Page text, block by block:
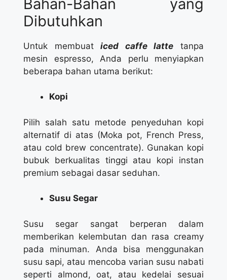
Bahan-Bahan yang
Dibutuhkan
Untuk membuaticed caffe latte tanpa
mesin espresso, Anda perlu menyiapkan
beberapa bahan utama berikut:
Kopi
Pilih salah satu metode penyeduhan kopi
alternatif di atas (Moka pot, French Press,
atau cold brew concentrate). Gunakan kopi
bubuk berkualitas tinggi atau kopi instan
premium sebagai dasar seduhan.
Susu Segar
Susu segar sangat berperan dalam
memberikan kelembutan dan rasa creamy
pada minuman. Anda bisa menggunakan
susu sapi, atau mencoba varian susu nabati
seperti almond, oat, atau kedelai sesuai